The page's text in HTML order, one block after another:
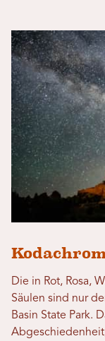
Die in Rot, Rosa,
Säulen sind nur
Basin State Park.